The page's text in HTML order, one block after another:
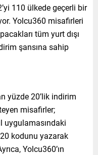
110 ülkede geçerli bir
Yolcu360 misafirleri
tüm yurt dışı
şansına sahip
yüzde 20’lik indirim
misafirler;
uygulamasındaki
kodunu yazarak
Yolcu360’ın